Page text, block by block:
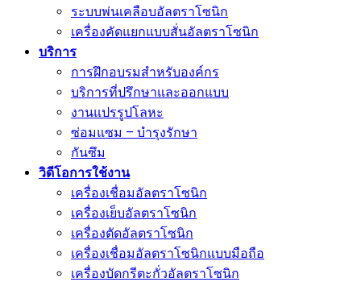
ระบบพ่นเคลือบอัลตราโซนิก
เครื่องคัดแยกแบบสั่นอัลตราโซนิก
บริการ
การฝึกอบรมสำหรับองค์กร
บริการที่ปรึกษาและออกแบบ
งานแปรรูปโลหะ
ซ่อมแซม – บำรุงรักษา
กันซึม
วิดีโอการใช้งาน
เครื่องเชื่อมอัลตราโซนิก
เครื่องเย็บอัลตราโซนิก
เครื่องตัดอัลตราโซนิก
เครื่องเชื่อมอัลตราโซนิกแบบมือถือ
เครื่องบัดกรีตะกั่วอัลตราโซนิก